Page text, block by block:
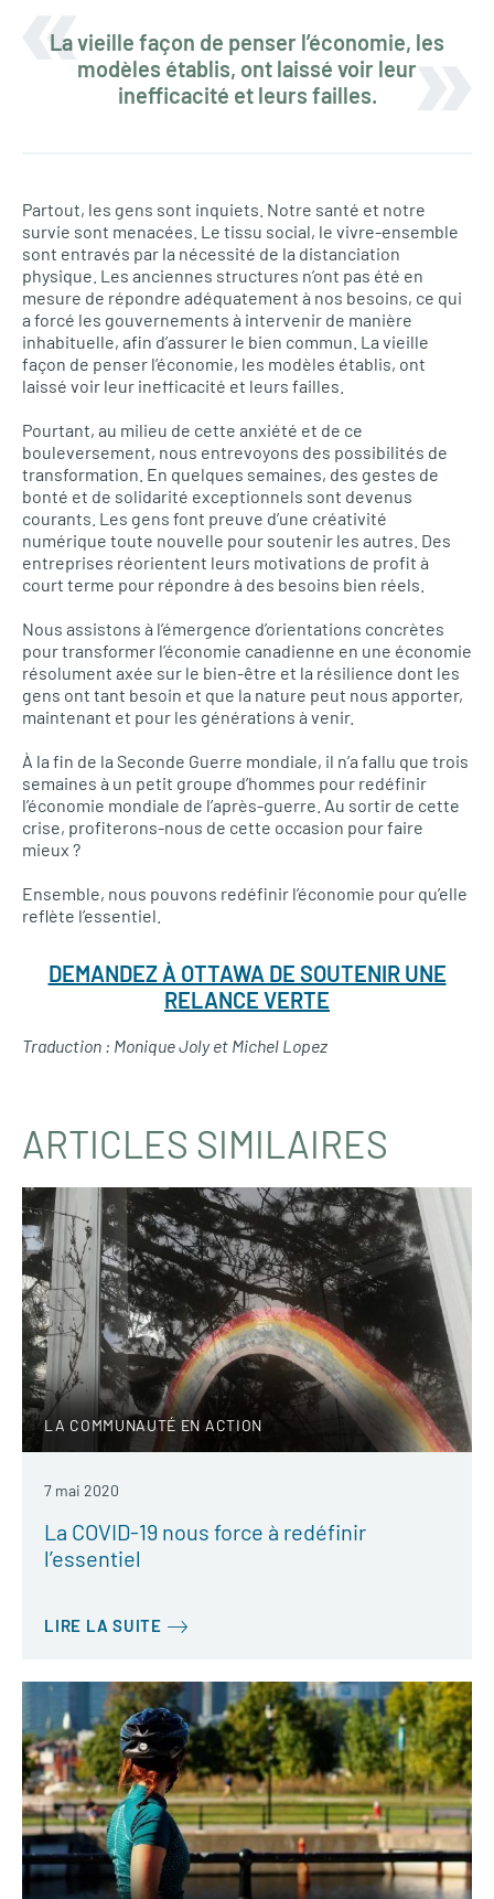
La vieille façon de penser l’économie, les
modèles établis, ont laissé voir leur
inefficacité et leurs failles.
Partout, les gens sont inquiets. Notre santé et notre
survie sont menacées. Le tissu social, le vivre-ensemble
sont entravés par la nécessité de la distanciation
physique. Les anciennes structures n’ont pas été en
mesure de répondre adéquatement à nos besoins, ce qui
a forcé les gouvernements à intervenir de manière
inhabituelle, afin d’assurer le bien commun. La vieille
façon de penser l’économie, les modèles établis, ont
laissé voir leur inefficacité et leurs failles.
Pourtant, au milieu de cette anxiété et de ce
bouleversement, nous entrevoyons des possibilités de
transformation. En quelques semaines, des gestes de
bonté et de solidarité exceptionnels sont devenus
courants. Les gens font preuve d’une créativité
numérique toute nouvelle pour soutenir les autres. Des
entreprises réorientent leurs motivations de profit à
court terme pour répondre à des besoins bien réels.
Nous assistons à l’émergence d’orientations concrètes
pour transformer l’économie canadienne en une économie
résolument axée sur le bien-être et la résilience dont les
gens ont tant besoin et que la nature peut nous apporter,
maintenant et pour les générations à venir.
À la fin de la Seconde Guerre mondiale, il n’a fallu que trois
semaines à un petit groupe d’hommes pour redéfinir
l’économie mondiale de l’après-guerre. Au sortir de cette
crise, profiterons-nous de cette occasion pour faire
mieux ?
Ensemble, nous pouvons redéfinir l’économie pour qu’elle
reflète l’essentiel.
DEMANDEZ À OTTAWA DE SOUTENIR UNE
RELANCE VERTE
Traduction : Monique Joly et Michel Lopez
ARTICLES SIMILAIRES
LA COMMUNAUTÉ EN ACTION
7 mai 2020
La COVID-19 nous force à redéfinir
l’essentiel
LIRE LA SUITE